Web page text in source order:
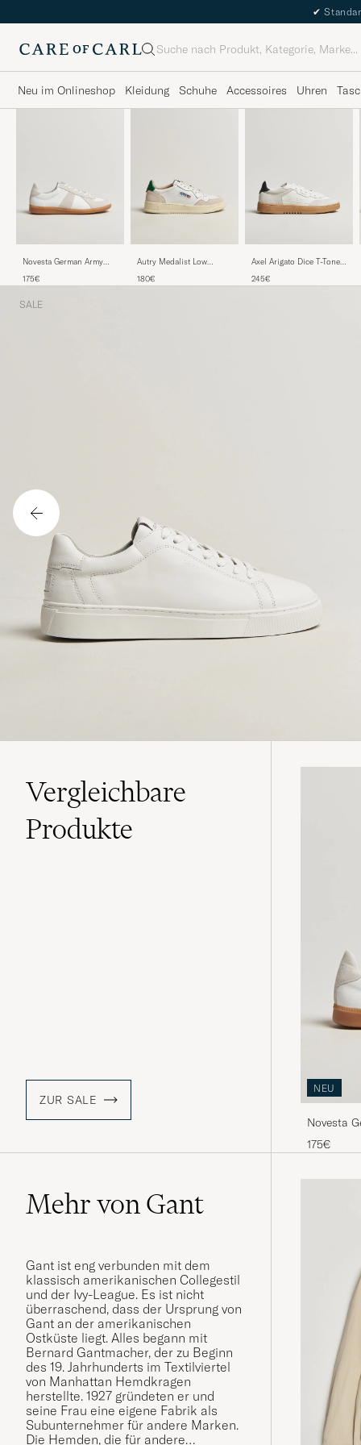
✔
Suche
Neu im Onlineshop Kleidung Schuhe Accessoires Uhren
Novesta German Army
175€
Autry Medalist Low
White/Amazon
180€
Axel Arigato Dice T-Tone
245€
SALE
Vergleichbare
Produkte
ZUR SALE
NEU
Novesta
175€
Mehr von Gant
Gant ist eng verbunden mit dem
klassisch amerikanischen Collegestil
und der Ivy-League. Es ist nicht
überraschend, dass der Ursprung von
Gant an der amerikanischen
Ostküste liegt. Alles begann mit
Bernard Gantmacher, der zu Beginn
des 19. Jahrhunderts im Textilviertel
von Manhattan Hemdkragen
herstellte. 1927 gründeten er und
seine Frau eine eigene Fabrik als
Subunternehmer für andere Marken.
Die Hemden, die für andere